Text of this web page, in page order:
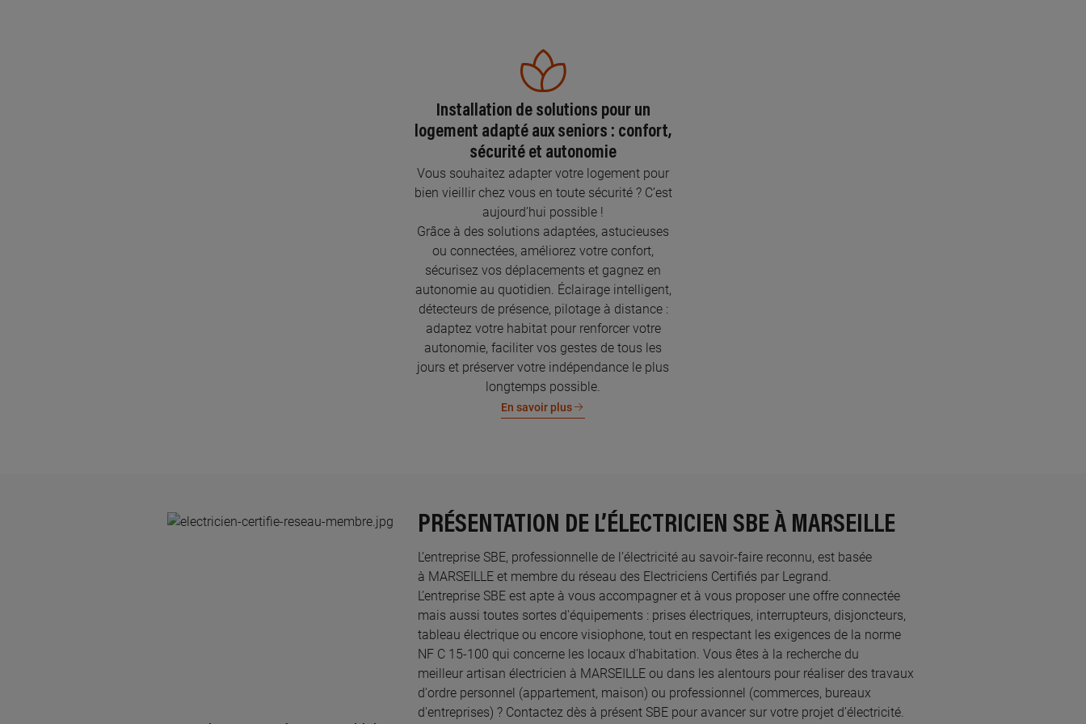
Installation de solutions pour un
logement adapté aux seniors : confort,
sécurité et autonomie
Vous souhaitez adapter votre logement pour
bien vieillir chez vous en toute sécurité ? C’est
aujourd’hui possible !
Grâce à des solutions adaptées, astucieuses
ou connectées, améliorez votre confort,
sécurisez vos déplacements et gagnez en
autonomie au quotidien. Éclairage intelligent,
détecteurs de présence, pilotage à distance :
adaptez votre habitat pour renforcer votre
autonomie, faciliter vos gestes de tous les
jours et préserver votre indépendance le plus
longtemps possible.
En savoir plus
PRÉSENTATION DE L’ÉLECTRICIEN SBE À MARSEILLE
L’entreprise SBE, professionnelle de l’électricité au savoir-faire reconnu, est basée
à MARSEILLE et membre du réseau des Electriciens Certifiés par Legrand.​
L’entreprise SBE est apte à vous accompagner et à vous proposer une offre connectée
mais aussi toutes sortes d'équipements : prises électriques, interrupteurs, disjoncteurs,
tableau électrique ou encore visiophone, tout en respectant les exigences de la norme
NF C 15-100 qui concerne les locaux d’habitation. Vous êtes à la recherche du
meilleur artisan électricien à MARSEILLE ou dans les alentours pour réaliser des travaux
d'ordre personnel (appartement, maison) ou professionnel (commerces, bureaux
d'entreprises) ? Contactez dès à présent SBE pour avancer sur votre projet d’électricité.